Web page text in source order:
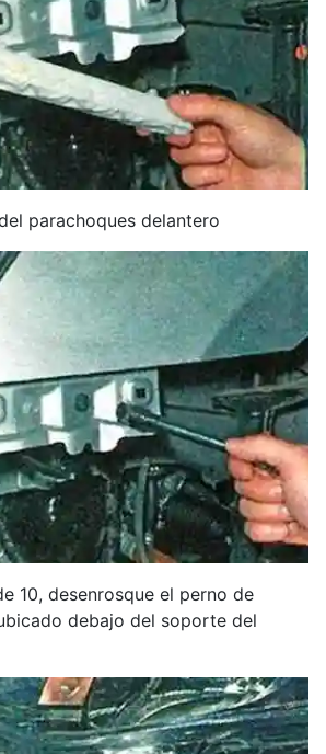
parachoques delantero
10, desenrosque el perno de
debajo del soporte del